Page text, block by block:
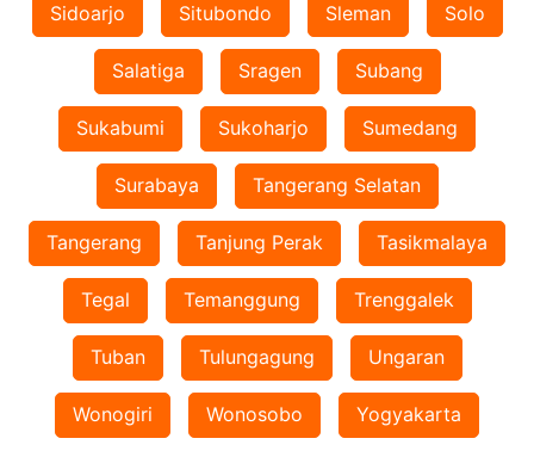
Sidoarjo Situbondo Sleman Solo
Salatiga Sragen Subang
Sukabumi Sukoharjo Sumedang
Surabaya Tangerang Selatan
Tangerang Tanjung Perak Tasikmalaya
Tegal Temanggung Trenggalek
Tuban Tulungagung Ungaran
Wonogiri Wonosobo Yogyakarta